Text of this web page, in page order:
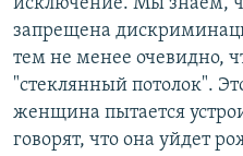
запрещена
тем не менее очевидно,
"стеклянный потолок".
женщина пытается
говорят, что она уйдет